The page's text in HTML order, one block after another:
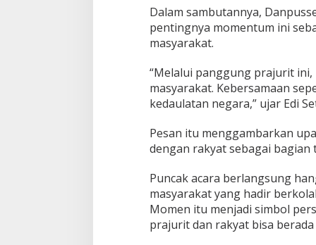
r
a
m
e
b
e
r
a
m
n
Dalam sambutannya,
pentingnya momentum ini
masyarakat.
“Melalui panggung prajurit
masyarakat. Kebersamaan
kedaulatan negara,” ujar Edi
Pesan itu menggambarkan
dengan rakyat sebagai
Puncak acara berlangsung
masyarakat yang hadir
Momen itu menjadi simbol
prajurit dan rakyat bisa berada